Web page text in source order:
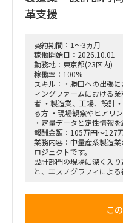
革支援
契約期間：1～3ヵ月
稼働開始日：2026.10.01
勤務地：東京都(23区内)
稼働率：100%
スキル：・勝田への出張
ィングファームにおける
者 ・製造業、工場、設計
る方 ・現場観察やヒアリ
・定量データと定性情報
報酬金額：105万円～127
業務内容：中量産系製造
ロジェクトです。
設計部門の現場に深く入
と、エスノグラフィによ
に対する改革提案および
こ